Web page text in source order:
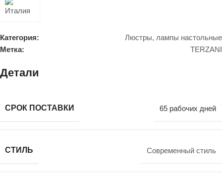
Категория:
Люстры, лампы настольные
Метка:
TERZANI
Детали
СРОК ПОСТАВКИ 65 рабочих дней
СТИЛЬ Современный стиль